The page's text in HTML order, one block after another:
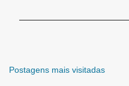
r
Postagens mais visitadas